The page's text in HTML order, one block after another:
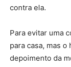
contra ela.
Para evitar uma
para casa, mas
depoimento da